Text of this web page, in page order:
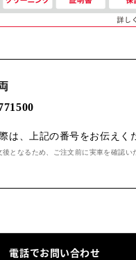
は、上記の番号をお伝えく
となるため、ご注文前に実車を確認い
電話でお問い合わせ